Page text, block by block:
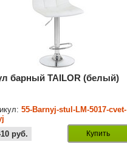
барный TAILOR (белый)
55-Barnyj-stul-LM-5017-cvet-
руб. Купить